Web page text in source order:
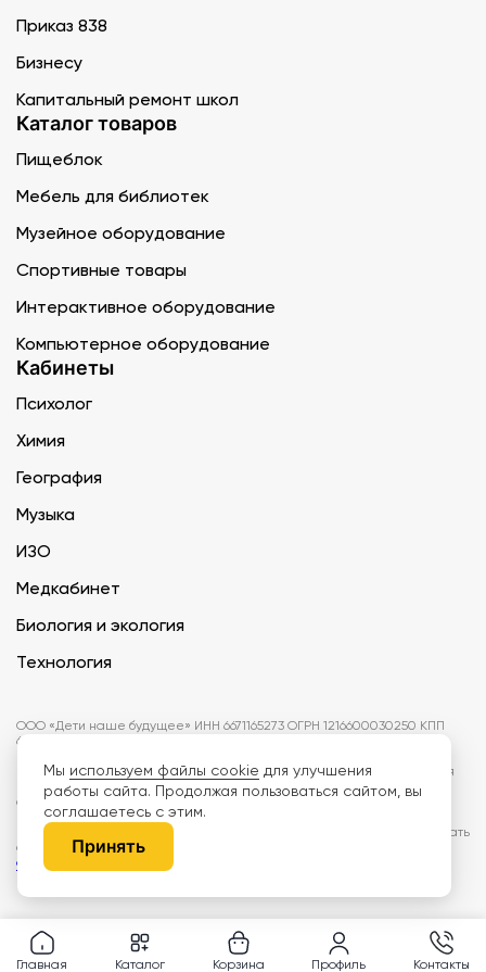
Приказ 838
Бизнесу
Капитальный ремонт школ
Каталог товаров
Пищеблок
Мебель для библиотек
Музейное оборудование
Спортивные товары
Интерактивное оборудование
Компьютерное оборудование
Кабинеты
Психолог
Химия
География
Музыка
ИЗО
Медкабинет
Биология и экология
Технология
ООО «Дети наше будущее» ИНН 6671165273 ОГРН 1216600030250 КПП
667101001 БИК 046577674
Информация на сайте не является публичной офертой. Изображения
могут отличаться от поставляемых товаров. Поставщик оставляет за
собой право изменить цены и характеристики товаров без
предварительного уведомления заказчика, если это не влияет на
качество поставляемой продукции. Мы используем cookie, чтобы делать
сайт лучше. Пользуясь сайтом, вы соглашаетесь с
обработки персональных данных и политикой конфиденциальности.
Главная Каталог Корзина Профиль Контакты
Мы используем файлы cookie для улучшения
работы сайта. Продолжая пользоваться сайтом, вы
соглашаетесь с этим.
Принять